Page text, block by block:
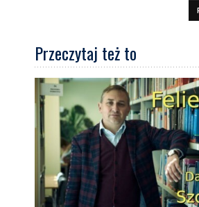
Przeczytaj też to